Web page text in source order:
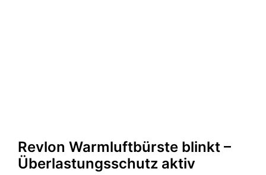
Revlon Warmluftbürste blinkt –
Überlastungsschutz aktiv